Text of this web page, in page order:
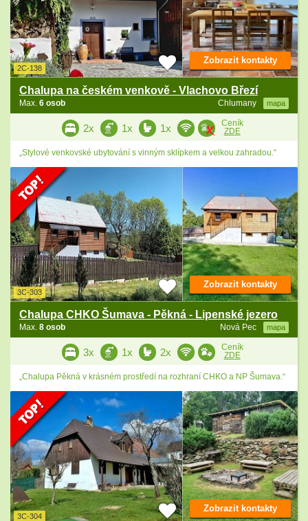
2C-138
Chalupa na českém venkově - Vlachovo Březí
Chlumany mapa
Max. 6 osob
Zobrazit kontakty
2x 1x 1x
Ceník
ZDE
„Stylové venkovské ubytování s vinným sklípkem a velkou zahradou.“
3C-303
Chalupa CHKO Šumava - Pěkná - Lipenské jezero
Nová Pec mapa
Max. 8 osob
Zobrazit kontakty
3x 1x 2x
Ceník
ZDE
„Chalupa Pěkná v krásném prostředí na rozhraní CHKO a NP Šumava.“
3C-304
Zobrazit kontakty